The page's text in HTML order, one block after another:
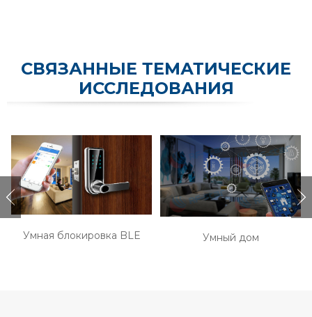
СВЯЗАННЫЕ ТЕМАТИЧЕСКИЕ
ИССЛЕДОВАНИЯ
Умная блокировка BLE Умный дом